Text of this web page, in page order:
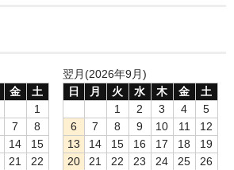
金
土
1
7
8
14
15
21
22
翌月(2026年9月)
日
月 火 水 木 金
土
1
2 3 4
5
6
7 8 9 10 11
12
13
14 15 16 17 18
19
20
21 22 23 24 25
26